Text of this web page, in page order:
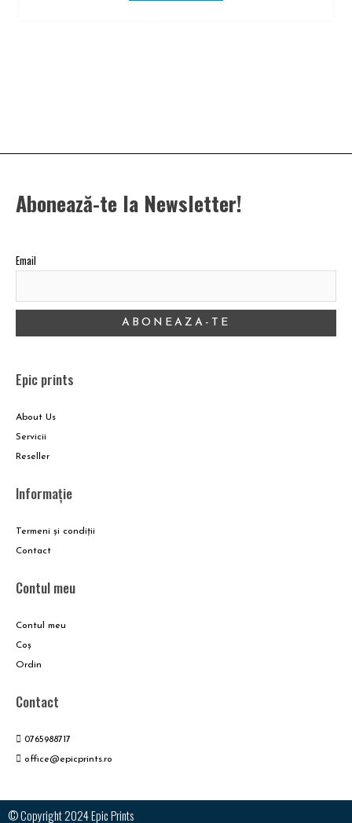
Abonează-te la Newsletter!
Email
Epic prints
About Us
Servicii
Reseller
Informație
Termeni și condiții
Contact
Contul meu
Contul meu
Coş
Ordin
Contact
0765988717
office@epicprints.ro
© Copyright 2024 Epic Prints